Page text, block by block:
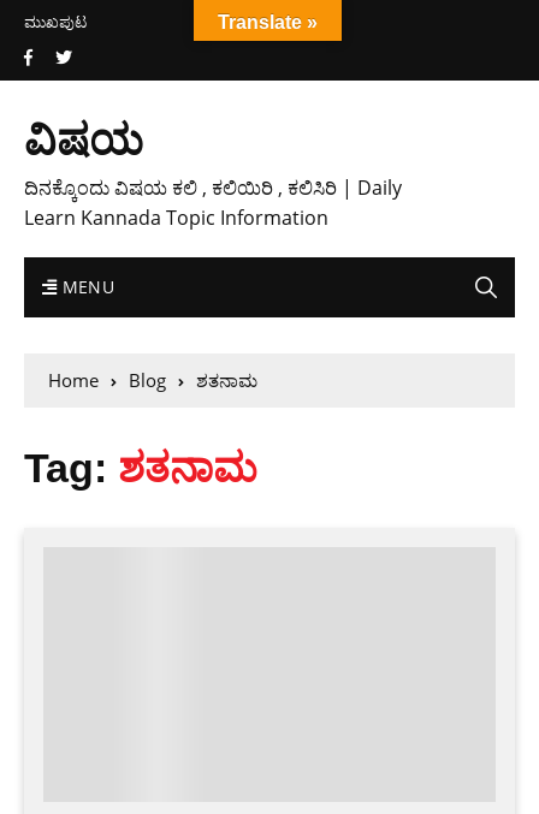
ಮುಖಪುಟ
ವಿಷಯ
ದಿನಕ್ಕೊಂದು ವಿಷಯ ಕಲಿ , ಕಲಿಯಿರಿ , ಕಲಿಸಿರಿ | Daily
Learn Kannada Topic Information
MENU
Home Blog ಶತನಾಮ
Tag: ಶತನಾಮ
Translate »